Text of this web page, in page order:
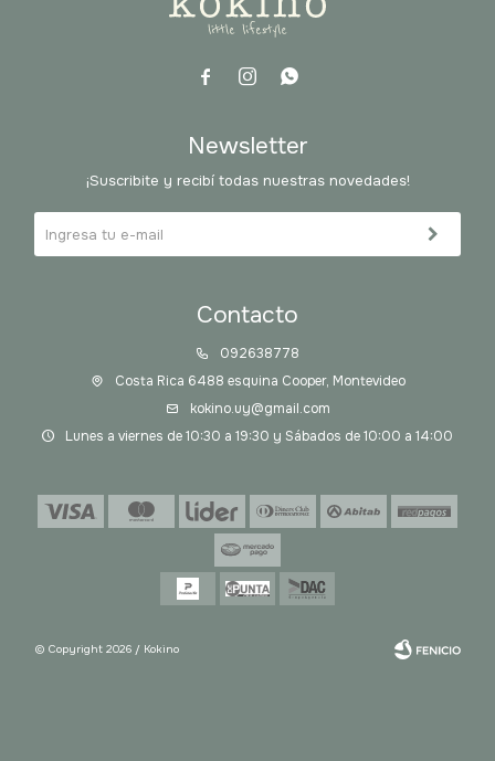
  
Contacto
092638778
Costa Rica 6488 esquina Cooper, Montevideo
kokino.uy@gmail.com
Lunes a viernes de 10:30 a 19:30 y Sábados de 10:00 a 14:00
Newsletter
¡Suscribite y recibí todas nuestras novedades!
© Copyright 2026 / Kokino